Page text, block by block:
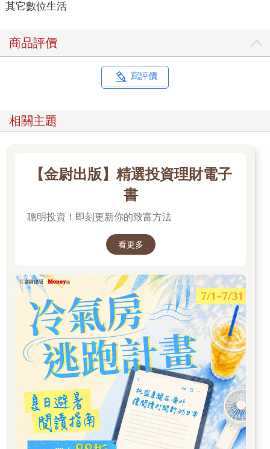
其它數位生活
商品評價
寫評價
相關主題
【金尉出版】精選投資理財電子
書
聰明投資！即刻更新你的致富方法
看更多